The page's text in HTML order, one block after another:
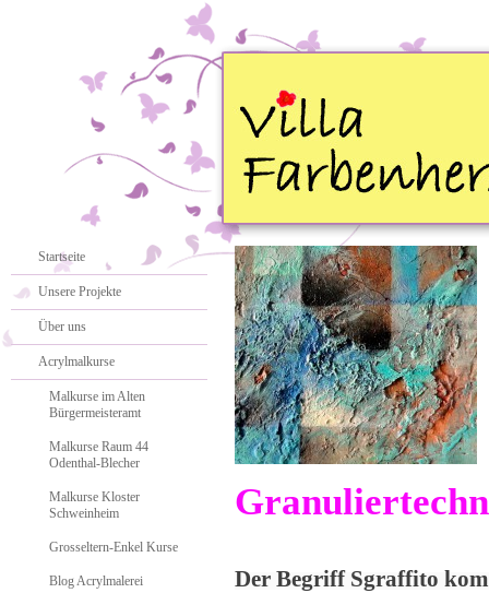
Startseite
Unsere Projekte
Über uns
Acrylmalkurse
Malkurse im Alten
Bürgermeisteramt
Malkurse Raum 44
Odenthal-Blecher
Malkurse Kloster
Schweinheim
Grosseltern-Enkel Kurse
Blog Acrylmalerei
Der Begriff Sgraffito